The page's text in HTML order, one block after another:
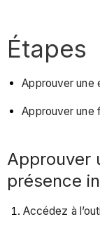
Étapes
Approuver une
Approuver une
Approuver
présence
Accédez à